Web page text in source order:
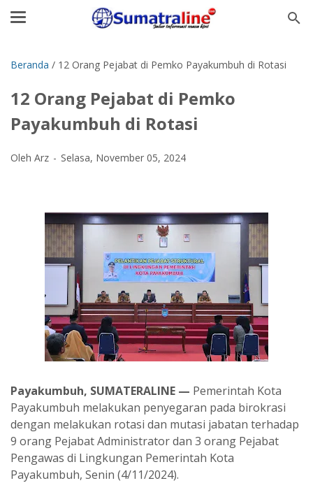
Beranda / 12 Orang Pejabat di Pemko Payakumbuh di Rotasi
12 Orang Pejabat di Pemko
Payakumbuh di Rotasi
Oleh Arz Selasa, November 05, 2024
Payakumbuh, SUMATERALINE — Pemerintah Kota
Payakumbuh melakukan penyegaran pada birokrasi
dengan melakukan rotasi dan mutasi jabatan terhadap
9 orang Pejabat Administrator dan 3 orang Pejabat
Pengawas di Lingkungan Pemerintah Kota
Payakumbuh, Senin (4/11/2024).